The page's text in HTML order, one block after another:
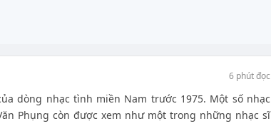
6 phút đọc
dòng nhạc tình miền Nam trước 1975. Một số nhạc
Phụng còn được xem như một trong những nhạc sĩ